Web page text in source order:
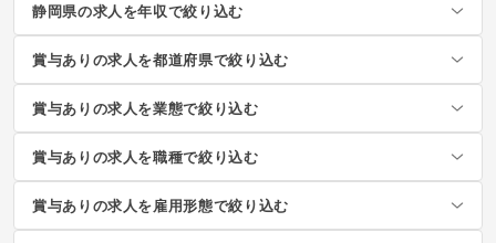
静岡県の求人を年収で絞り込む
賞与ありの求人を都道府県で絞り込む
賞与ありの求人を業態で絞り込む
賞与ありの求人を職種で絞り込む
賞与ありの求人を雇用形態で絞り込む